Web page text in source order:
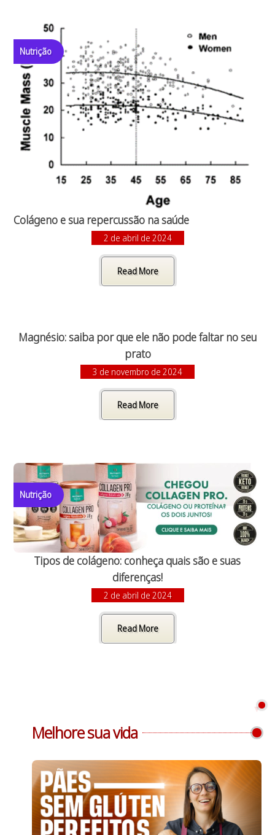
Nutrição
Colágeno e sua repercussão na saúde
2 de abril de 2024
Read More
Magnésio: saiba por que ele não pode faltar no seu
prato
3 de novembro de 2024
Read More
Nutrição
Tipos de colágeno: conheça quais são e suas
diferenças!
2 de abril de 2024
Read More
Melhore sua vida